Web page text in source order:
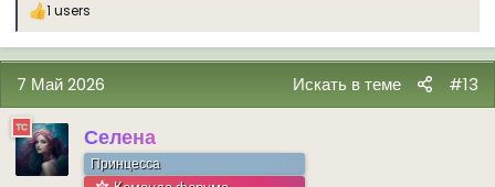
Р
е
а
ц
и
и
:
1 users
7 Май 2026 Искать в теме #13
Селена
Принцесса